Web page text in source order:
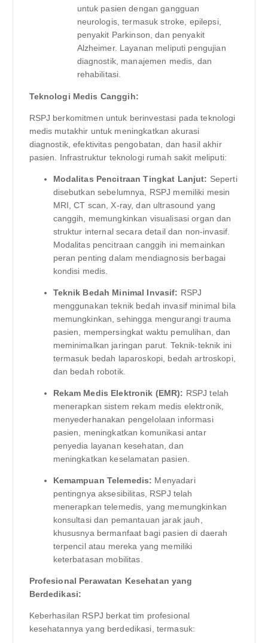
untuk pasien dengan gangguan
neurologis, termasuk stroke, epilepsi,
penyakit Parkinson, dan penyakit
Alzheimer. Layanan meliputi pengujian
diagnostik, manajemen medis, dan
rehabilitasi.
Teknologi Medis Canggih:
RSPJ berkomitmen untuk berinvestasi pada teknologi
medis mutakhir untuk meningkatkan akurasi
diagnostik, efektivitas pengobatan, dan hasil akhir
pasien. Infrastruktur teknologi rumah sakit meliputi:
Modalitas Pencitraan Tingkat Lanjut: Seperti
disebutkan sebelumnya, RSPJ memiliki mesin
MRI, CT scan, X-ray, dan ultrasound yang
canggih, memungkinkan visualisasi organ dan
struktur internal secara detail dan non-invasif.
Modalitas pencitraan canggih ini memainkan
peran penting dalam mendiagnosis berbagai
kondisi medis.
Teknik Bedah Minimal Invasif: RSPJ
menggunakan teknik bedah invasif minimal bila
memungkinkan, sehingga mengurangi trauma
pasien, mempersingkat waktu pemulihan, dan
meminimalkan jaringan parut. Teknik-teknik ini
termasuk bedah laparoskopi, bedah artroskopi,
dan bedah robotik.
Rekam Medis Elektronik (EMR): RSPJ telah
menerapkan sistem rekam medis elektronik,
menyederhanakan pengelolaan informasi
pasien, meningkatkan komunikasi antar
penyedia layanan kesehatan, dan
meningkatkan keselamatan pasien.
Kemampuan Telemedis: Menyadari
pentingnya aksesibilitas, RSPJ telah
menerapkan telemedis, yang memungkinkan
konsultasi dan pemantauan jarak jauh,
khususnya bermanfaat bagi pasien di daerah
terpencil atau mereka yang memiliki
keterbatasan mobilitas.
Profesional Perawatan Kesehatan yang
Berdedikasi:
Keberhasilan RSPJ berkat tim profesional
kesehatannya yang berdedikasi, termasuk: